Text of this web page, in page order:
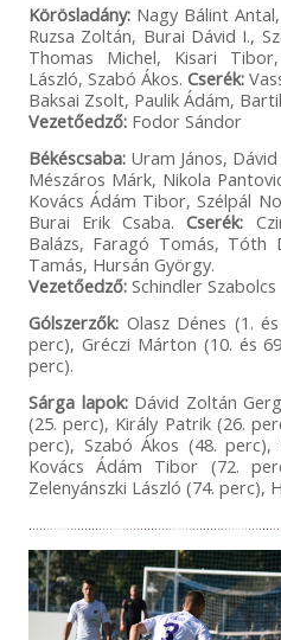
Körösladány:Nagy Bálint Antal,
Ruzsa Zoltán, Burai Dávid I.,
Thomas Michel, Kisari
László, Szabó Ákos. Cserék:
Baksai Zsolt, Paulik Ádám,
Vezetőedző:Fodor Sándor
Békéscsaba:Uram János,
Mészáros Márk, Nikola
Kovács Ádám Tibor, Szélpál
Burai Erik Csaba.Cserék:
Balázs, Faragó Tomás, Tóth
Tamás, Hursán György.
Vezetőedző:Schindler Szabolcs
Gólszerzők:Olasz Dénes (1.
perc), Gréczi Márton (10. és
perc).
Sárga lapok:Dávid Zoltán
(25. perc), Király Patrik (26.
perc), Szabó Ákos (48.
Kovács Ádám Tibor (72.
Zelenyánszki László (74. perc),